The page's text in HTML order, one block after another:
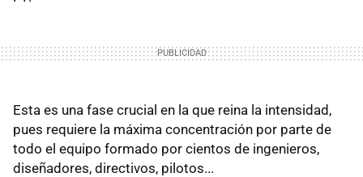
Esta es una fase crucial en la que reina la intensidad,
pues requiere la máxima concentración por parte de
todo el equipo formado por cientos de ingenieros,
diseñadores, directivos, pilotos...